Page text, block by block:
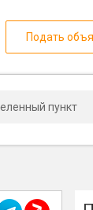
Подать